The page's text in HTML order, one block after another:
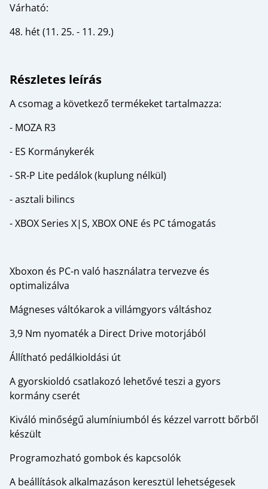
Várható:
48. hét (11. 25. - 11. 29.)
Részletes leírás
A csomag a következő termékeket tartalmazza:
- MOZA R3
- ES Kormánykerék
- SR-P Lite pedálok (kuplung nélkül)
- asztali bilincs
- XBOX Series X|S, XBOX ONE és PC támogatás
Xboxon és PC-n való használatra tervezve és
optimalizálva
Mágneses váltókarok a villámgyors váltáshoz
3,9 Nm nyomaték a Direct Drive motorjából
Állítható pedálkioldási út
A gyorskioldó csatlakozó lehetővé teszi a gyors
kormány cserét
Kiváló minőségű alumíniumból és kézzel varrott bőrből
készült
Programozható gombok és kapcsolók
A beállítások alkalmazáson keresztül lehetségesek